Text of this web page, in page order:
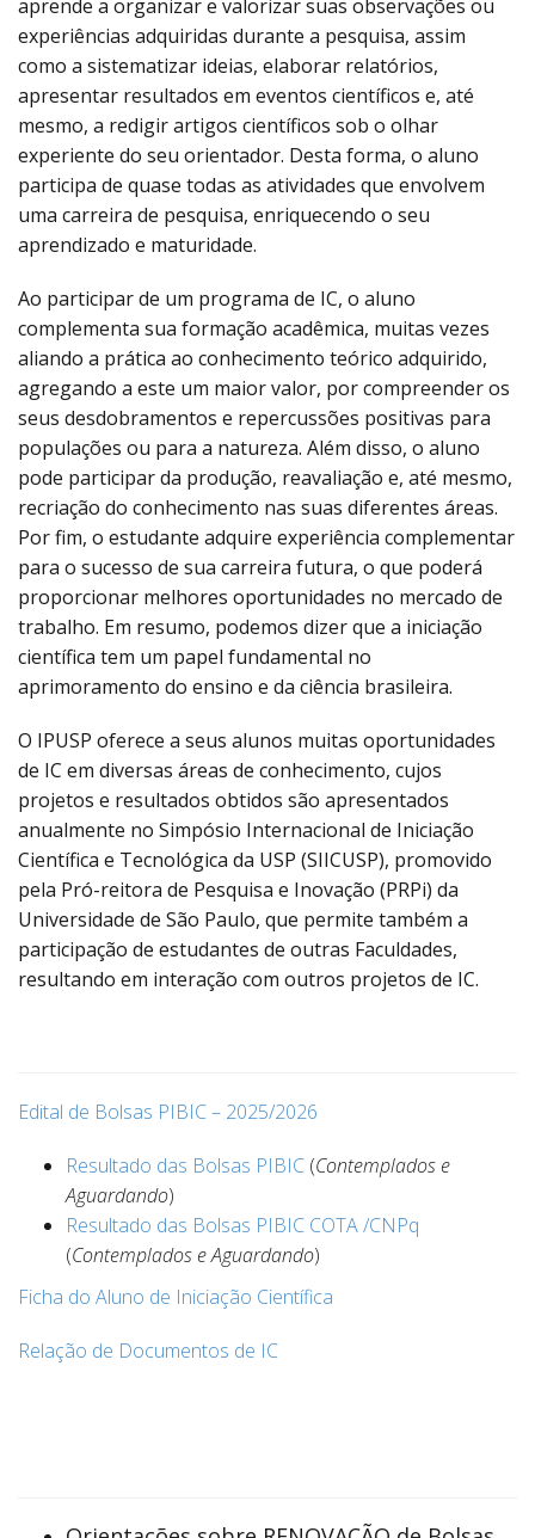
aprende a organizar e valorizar suas observações ou
experiências adquiridas durante a pesquisa, assim
como a sistematizar ideias, elaborar relatórios,
apresentar resultados em eventos científicos e, até
mesmo, a redigir artigos científicos sob o olhar
experiente do seu orientador. Desta forma, o aluno
participa de quase todas as atividades que envolvem
uma carreira de pesquisa, enriquecendo o seu
aprendizado e maturidade.
Ao participar de um programa de IC, o aluno
complementa sua formação acadêmica, muitas vezes
aliando a prática ao conhecimento teórico adquirido,
agregando a este um maior valor, por compreender os
seus desdobramentos e repercussões positivas para
populações ou para a natureza. Além disso, o aluno
pode participar da produção, reavaliação e, até mesmo,
recriação do conhecimento nas suas diferentes áreas.
Por fim, o estudante adquire experiência complementar
para o sucesso de sua carreira futura, o que poderá
proporcionar melhores oportunidades no mercado de
trabalho. Em resumo, podemos dizer que a iniciação
científica tem um papel fundamental no
aprimoramento do ensino e da ciência brasileira.
O IPUSP oferece a seus alunos muitas oportunidades
de IC em diversas áreas de conhecimento, cujos
projetos e resultados obtidos são apresentados
anualmente no Simpósio Internacional de Iniciação
Científica e Tecnológica da USP (SIICUSP), promovido
pela Pró-reitora de Pesquisa e Inovação (PRPi) da
Universidade de São Paulo, que permite também a
participação de estudantes de outras Faculdades,
resultando em interação com outros projetos de IC.
Edital de Bolsas PIBIC – 2025/2026
Resultado das Bolsas PIBIC (Contemplados e
Aguardando)
Resultado das Bolsas PIBIC COTA /CNPq
(Contemplados e Aguardando)
Ficha do Aluno de Iniciação Científica
Relação de Documentos de IC